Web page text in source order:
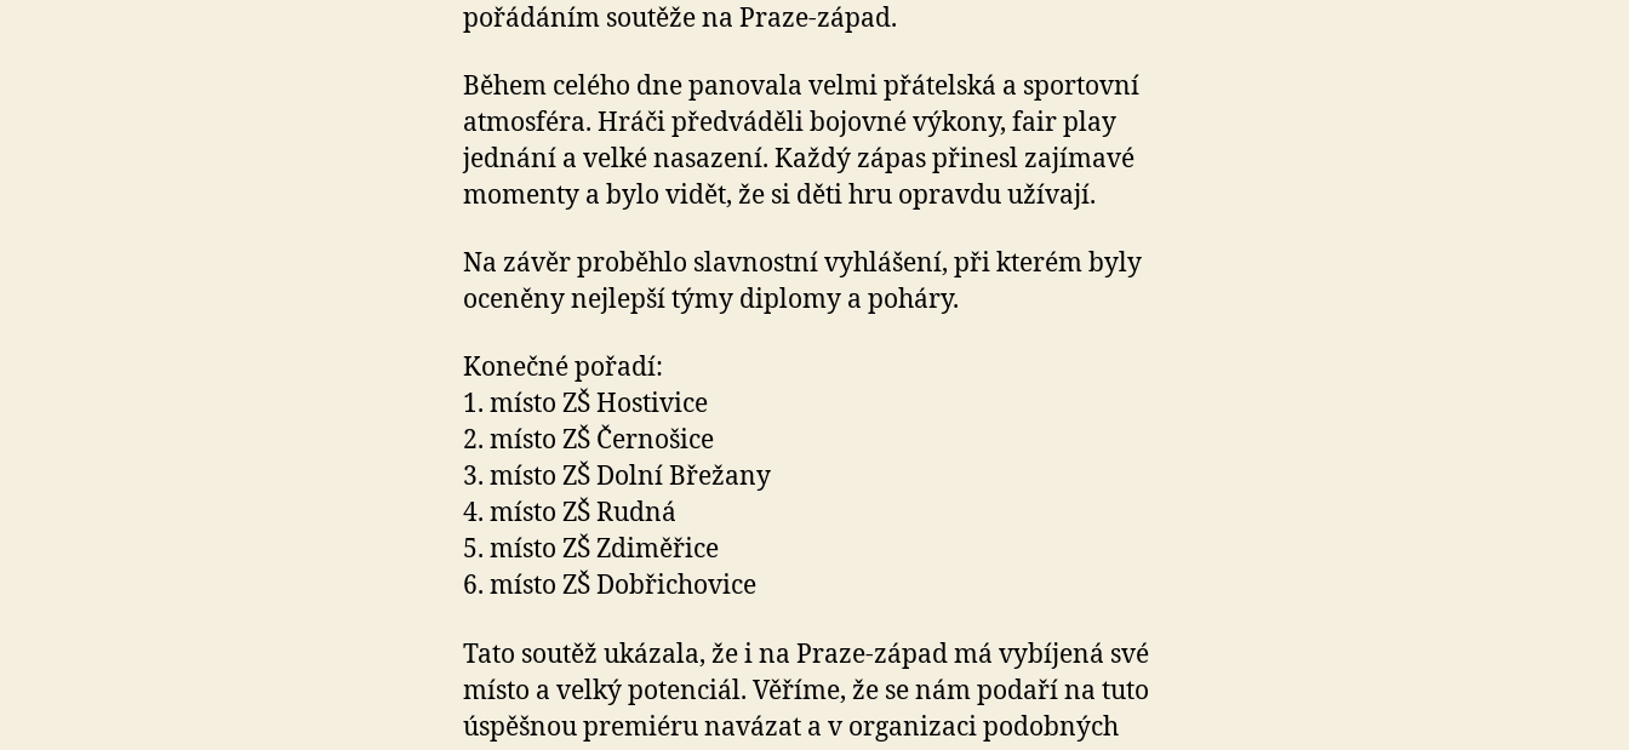
pořádáním soutěže na Praze-západ.
Během celého dne panovala velmi přátelská a sportovní
atmosféra. Hráči předváděli bojovné výkony, fair play
jednání a velké nasazení. Každý zápas přinesl zajímavé
momenty a bylo vidět, že si děti hru opravdu užívají.
Na závěr proběhlo slavnostní vyhlášení, při kterém byly
oceněny nejlepší týmy diplomy a poháry.
Konečné pořadí:
1. místo ZŠ Hostivice
2. místo ZŠ Černošice
3. místo ZŠ Dolní Břežany
4. místo ZŠ Rudná
5. místo ZŠ Zdiměřice
6. místo ZŠ Dobřichovice
Tato soutěž ukázala, že i na Praze-západ má vybíjená své
místo a velký potenciál. Věříme, že se nám podaří na tuto
úspěšnou premiéru navázat a v organizaci podobných